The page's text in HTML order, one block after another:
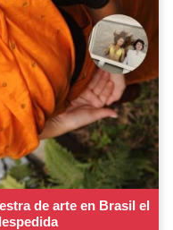
de arte en Brasil el